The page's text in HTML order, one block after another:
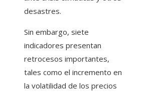
desastres.
Sin embargo, siete
indicadores presentan
retrocesos importantes,
tales como el incremento en
la volatilidad de los precios